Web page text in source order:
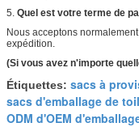
5. Quel est votre terme de
Nous acceptons
expédition.
(Si vous avez n'importe
Étiquettes: sacs à
sacs d'emballage de
ODM d'OEM